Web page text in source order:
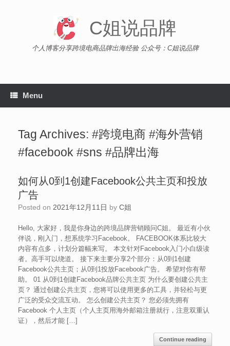
C姐说品牌
个人博客分享跨境电商品牌出海经验 公众号：C姐说品牌
Menu
Tag Archives: #跨境电商 #海外营销
#facebook #sns #品牌出海
如何从0到1创建Facebook公共主页和投放
广告
Posted on 2021年12月11日 by C姐
Hello, 大家好，我是你身边的跨境品牌营销顾问C姐。 最近有小伙
伴说，刚入门，想系统学习Facebook。 FACEBOOK体系比较大
内容有点多，计划分篇幅来写。 本文针对Facebook入门小白级读
者。高手可以绕道。 接下来主要分享2个部分：从0到1创建
Facebook公共主页；从0到1投放Facebook广告。 希望对你有帮
助。 01 从0到1创建Facebook品牌公共主页 为什么要创建公共主
页？ 通过创建公共主页，您将可以使用更多的工具，并轻松与更
广泛的受众交流互动。 怎么创建公共主页？ 您必须先拥有
Facebook 个人主页（个人主页用海外邮箱注册就行，注意双重认
证），然后才能 […]
Continue reading